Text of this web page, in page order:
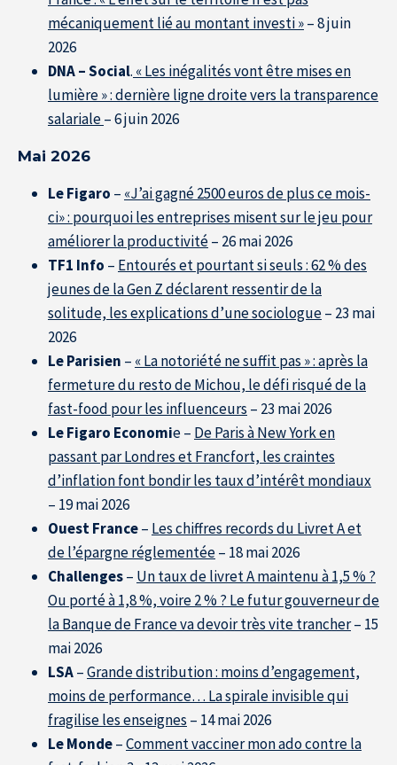
Accueil
mécaniquement lié au montant investi »– 8 juin
2026
DNA – Social. « Les inégalités vont être mises en
lumière » : dernière ligne droite vers la transparence
salariale– 6 juin 2026
Mai 2026
Le Figaro – «J’ai gagné 2500 euros de plus ce mois-
ci» : pourquoi les entreprises misent sur le jeu pour
améliorer la productivité– 26 mai 2026
TF1 Info – Entourés et pourtant si seuls : 62 % des
jeunes de la Gen Z déclarent ressentir de la
solitude, les explications d’une sociologue– 23 mai
2026
Le Parisien – « La notoriété ne suffit pas » : après la
fermeture du resto de Michou, le défi risqué de la
fast-food pour les influenceurs – 23 mai 2026
Le Figaro Economie – De Paris à New York en
passant par Londres et Francfort, les craintes
d’inflation font bondir les taux d’intérêt mondiaux
– 19 mai 2026
Ouest France– Les chiffres records du Livret A et
de l’épargne réglementée– 18 mai 2026
Challenges– Un taux de livret A maintenu à 1,5 % ?
Ou porté à 1,8 %, voire 2 % ? Le futur gouverneur de
la Banque de France va devoir très vite trancher– 15
mai 2026
LSA–Grande distribution : moins d’engagement,
moins de performance… La spirale invisible qui
fragilise les enseignes – 14 mai 2026
Le Monde–Comment vacciner mon ado contre la